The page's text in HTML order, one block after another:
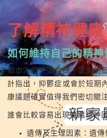
了解精神健康
如何維持自己的精神
都市人的生活忙碌，面對的
計指出，抑鬱症或會於短期
康議題確實值得我們密切關
誰會比較容易出現情緒精神
遺傳及生理因素：遺傳